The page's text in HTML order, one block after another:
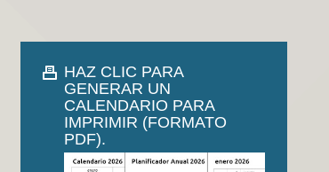
HAZ CLIC PARA
GENERAR UN
CALENDARIO PARA
IMPRIMIR (FORMATO
PDF).